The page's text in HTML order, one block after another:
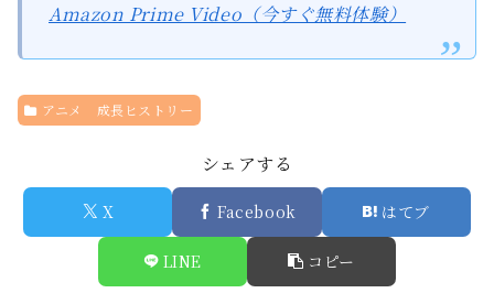
Amazon Prime Video（今すぐ無料体験）
アニメ 成長ヒストリー
シェアする
X Facebook はてブ
LINE コピー